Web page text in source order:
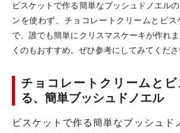
ビスケットで作る簡単なブッシュドノエル
ンを使わず、チョコレートクリームとビ
で、誰でも簡単にクリスマスケーキが作れ
くのもおすすめ。ぜひ参考にしてみてくださ
チョコレートクリームと
る、簡単ブッシュドノエル
ビスケットで作る簡単なブッシュド